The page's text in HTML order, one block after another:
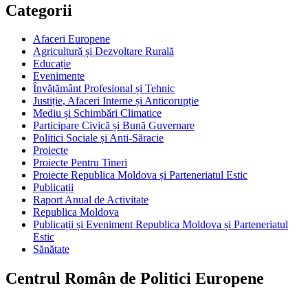
Categorii
Afaceri Europene
Agricultură și Dezvoltare Rurală
Educație
Evenimente
Învățământ Profesional și Tehnic
Justiție, Afaceri Interne și Anticorupție
Mediu și Schimbări Climatice
Participare Civică și Bună Guvernare
Politici Sociale și Anti-Săracie
Proiecte
Proiecte Pentru Tineri
Proiecte Republica Moldova și Parteneriatul Estic
Publicații
Raport Anual de Activitate
Republica Moldova
Publicații și Eveniment Republica Moldova și Parteneriatul
Estic
Sănătate
Centrul Român de Politici Europene